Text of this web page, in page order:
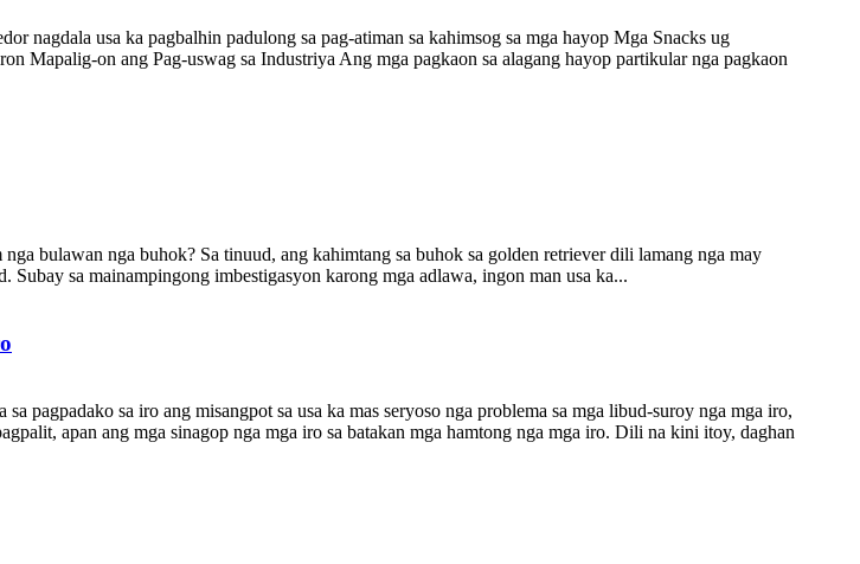
nagdala usa ka pagbalhin padulong sa pag-atiman sa kahimsog sa mga hayop Mga Snacks ug
Mapalig-on ang Pag-uswag sa Industriya Ang mga pagkaon sa alagang hayop partikular nga pagkaon
bulawan nga buhok? Sa tinuud, ang kahimtang sa buhok sa golden retriever dili lamang nga may
Subay sa mainampingong imbestigasyon karong mga adlawa, ingon man usa ka...
pagpadako sa iro ang misangpot sa usa ka mas seryoso nga problema sa mga libud-suroy nga mga iro,
apan ang mga sinagop nga mga iro sa batakan mga hamtong nga mga iro. Dili na kini itoy, daghan